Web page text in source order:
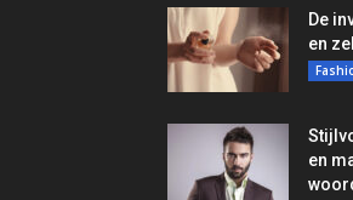
De
en
en